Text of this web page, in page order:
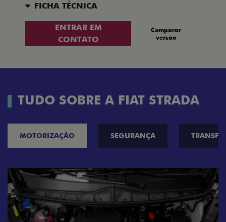
FICHA TÉCNICA
ENTRAR EM
CONTATO
Comparar
versão
TUDO SOBRE A FIAT STRADA
MOTORIZAÇÃO SEGURANÇA